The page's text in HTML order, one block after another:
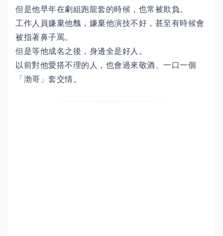
但是他早年在劇組跑龍套的時候，也常被欺負。
工作人員嫌棄他醜，嫌棄他演技不好，甚至有時候會
被指著鼻子罵。
但是等他成名之後，身邊全是好人。
以前對他愛搭不理的人，也會過來敬酒、一口一個
「渤哥」套交情。